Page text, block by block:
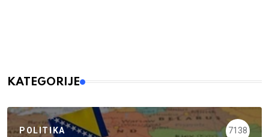
KATEGORIJE
POLITIKA 7138